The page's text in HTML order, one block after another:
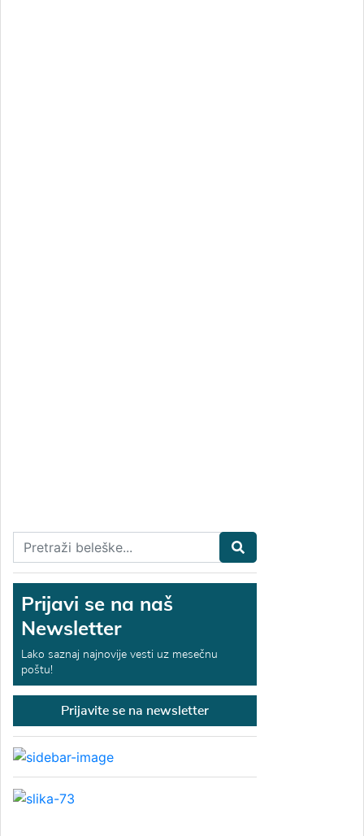
Prijavi se na naš
Newsletter
Lako saznaj najnovije vesti uz mesečnu
poštu!
Prijavite se na newsletter